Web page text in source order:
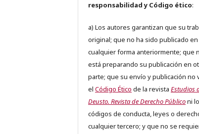
responsabilidad y Código ético:
a) Los autores garantizan que su
original; que no ha sido publicado en
cualquier forma anteriormente; que
está preparando su publicación en
parte; que su envío y publicación no
el Código Ético de la revista Estudios
Deusto. Revista de Derecho Públiconi
códigos de conducta, leyes o
cualquier tercero; y que no se